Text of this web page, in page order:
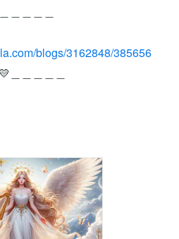
＿＿＿＿
blogs/3162848/385656
＿＿＿＿＿